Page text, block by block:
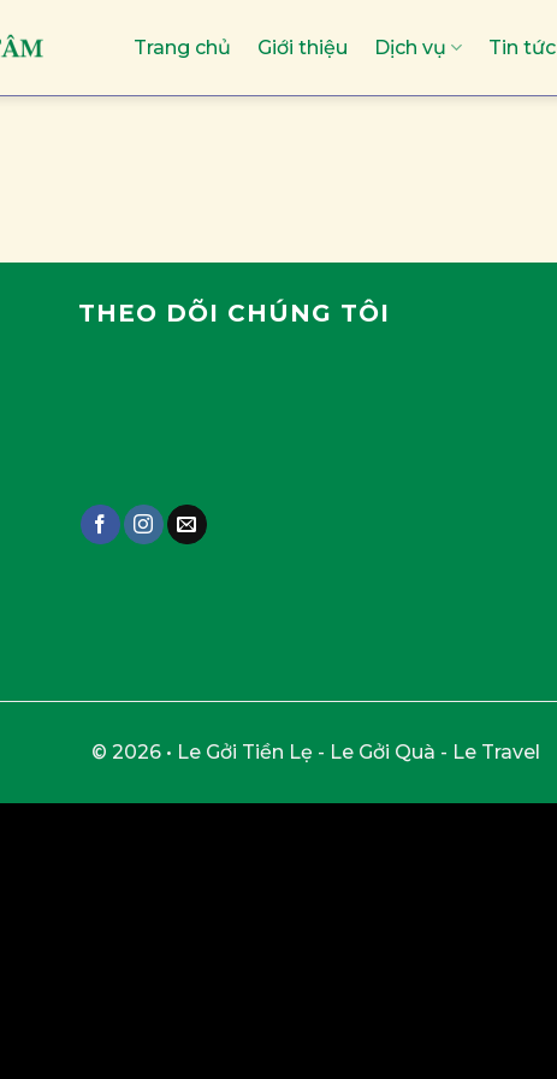
Trang chủ Giới thiệu Dịch vụ Tin tức
THEO DÕI CHÚNG TÔI
© 2026 • Le Gởi Tiền Lẹ - Le Gởi Quà - Le Travel